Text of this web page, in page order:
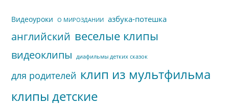
Видеоуроки О МИРОЗДАНИИ азбука-потешка
английский веселые клипы
видеоклипы диафильмы детких сказок
для родителей клип из мультфильма
клипы детские